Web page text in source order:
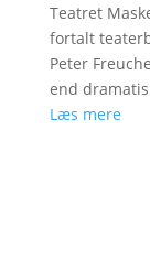
Teatret
fortalt
Peter
end
Læs mere